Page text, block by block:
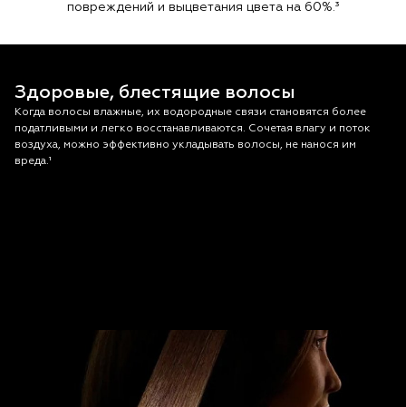
повреждений и выцветания цвета на 60%.³
Здоровые, блестящие волосы
Когда волосы влажные, их водородные связи становятся более
податливыми и легко восстанавливаются. Сочетая влагу и поток
воздуха, можно эффективно укладывать волосы, не нанося им
вреда.¹